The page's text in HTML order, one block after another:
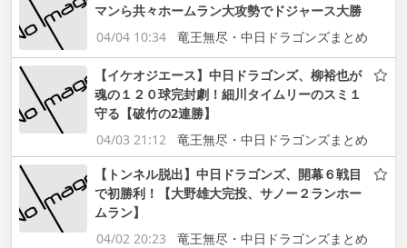
マンら共々ホームラン大攻勢でドジャース大勝
04/04 10:34
竜王無尽・中日ドラゴンズまとめ
【イケオジエース】中日ドラゴンズ、柳裕也が
魂の１２０球完封劇！細川タイムリーのスミ１
守る【破竹の2連勝】
04/03 21:12
竜王無尽・中日ドラゴンズまとめ
【トンネル脱出】中日ドラゴンズ、開幕６戦目
で初勝利！【大野雄大完投、サノー２ランホー
ムラン】
04/02 20:23
竜王無尽・中日ドラゴンズまとめ